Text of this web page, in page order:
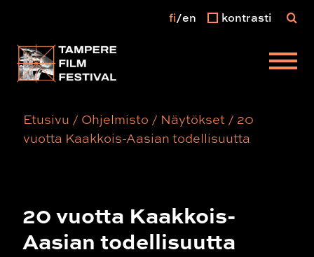
Päävalikko
fi en kontrasti
Etusivu / Ohjelmisto / Näytökset/ 20
vuotta Kaakkois-Aasian todellisuutta
20 vuotta Kaakkois-
Aasian todellisuutta